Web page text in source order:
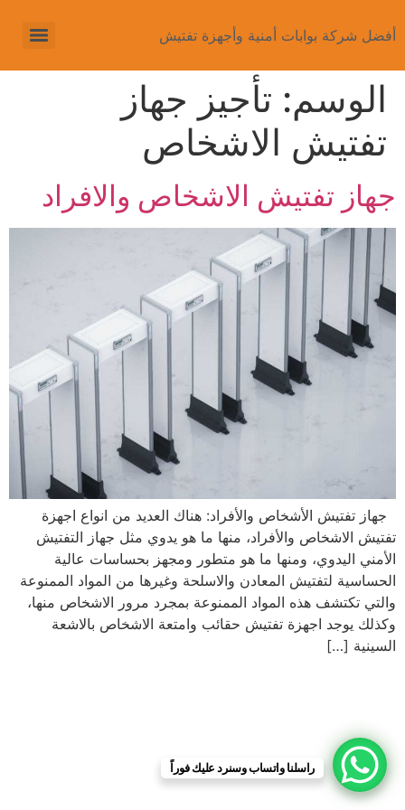
أفضل شركة بوابات أمنية وأجهزة تفتيش
الوسم: تأجيز جهاز
تفتيش الاشخاص
جهاز تفتيش الاشخاص والافراد
جهاز تفتيش الأشخاص والأفراد: هناك العديد من انواع اجهزة
تفتيش الاشخاص والأفراد، منها ما هو يدوي مثل جهاز التفتيش
الأمني اليدوي، ومنها ما هو متطور ومجهز بحساسات عالية
الحساسية لتفتيش المعادن والاسلحة وغيرها من المواد الممنوعة
والتي تكتشف هذه المواد الممنوعة بمجرد مرور الاشخاص منها،
وكذلك يوجد اجهزة تفتيش حقائب وامتعة الاشخاص بالاشعة
السينية […]
راسلنا واتساب وسنرد عليك فوراً